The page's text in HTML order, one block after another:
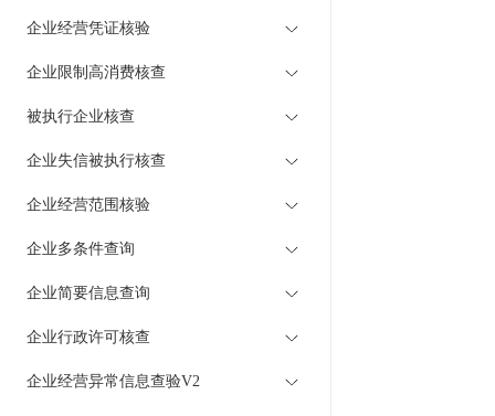
企业经营凭证核验
企业限制高消费核查
被执行企业核查
企业失信被执行核查
企业经营范围核验
企业多条件查询
企业简要信息查询
企业行政许可核查
企业经营异常信息查验V2